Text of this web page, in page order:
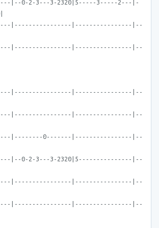
|--0-2-3---3-2320|5-----3-----2---|-
|----------------|----------------|--
|----------------|----------------|--
|----------------|----------------|--
|----------------|----------------|--
|--------0-------|----------------|--
|--0-2-3---3-2320|5---------------|--
|----------------|----------------|--
|----------------|----------------|--